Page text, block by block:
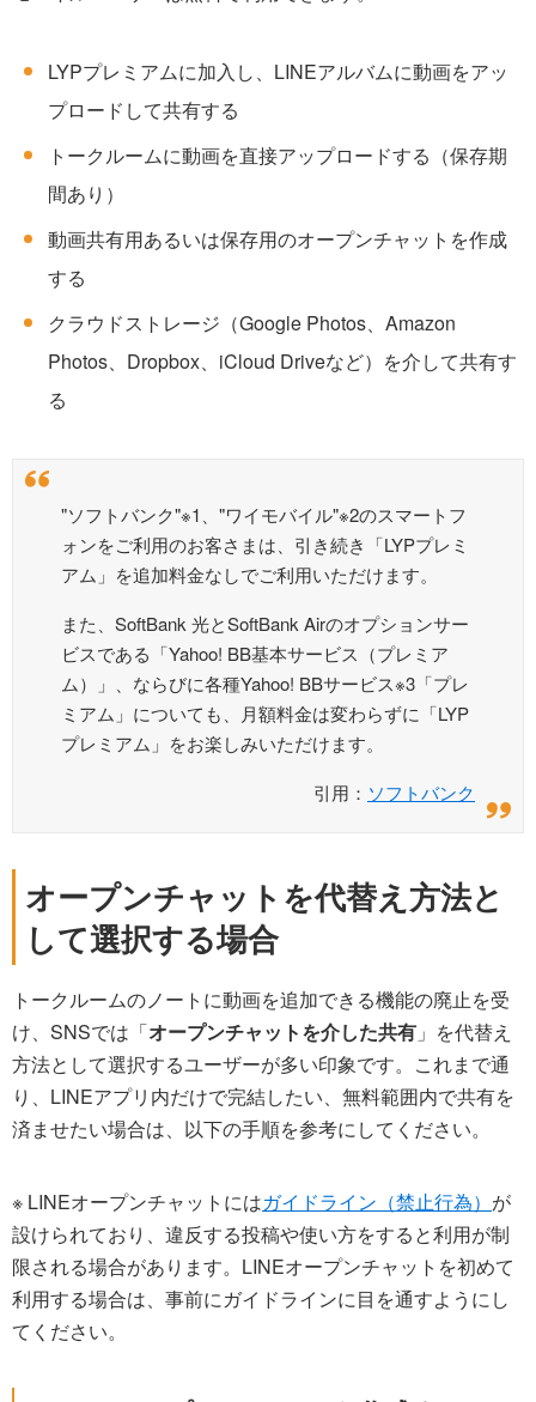
LYPプレミアムに加入し、LINEアルバムに動画をアッ
プロードして共有する
トークルームに動画を直接アップロードする（保存期
間あり）
動画共有用あるいは保存用のオープンチャットを作成
する
クラウドストレージ（Google Photos、Amazon
Photos、Dropbox、iCloud Driveなど）を介して共有す
る
"ソフトバンク"※1、"ワイモバイル"※2のスマートフ
ォンをご利用のお客さまは、引き続き「LYPプレミ
アム」を追加料金なしでご利用いただけます。
また、SoftBank 光とSoftBank Airのオプションサー
ビスである「Yahoo! BB基本サービス（プレミア
ム）」、ならびに各種Yahoo! BBサービス※3「プレ
ミアム」についても、月額料金は変わらずに「LYP
プレミアム」をお楽しみいただけます。
引用： ソフトバンク
オープンチャットを代替え方法と
して選択する場合
トークルームのノートに動画を追加できる機能の廃止を受
け、SNSでは「オープンチャットを介した共有 」を代替え
方法として選択するユーザーが多い印象です。これまで通
り、LINEアプリ内だけで完結したい、無料範囲内で共有を
済ませたい場合は、以下の手順を参考にしてください。
※ LINEオープンチャットにはガイドライン（禁止行為） が
設けられており、違反する投稿や使い方をすると利用が制
限される場合があります。LINEオープンチャットを初めて
利用する場合は、事前にガイドラインに目を通すようにし
てください。